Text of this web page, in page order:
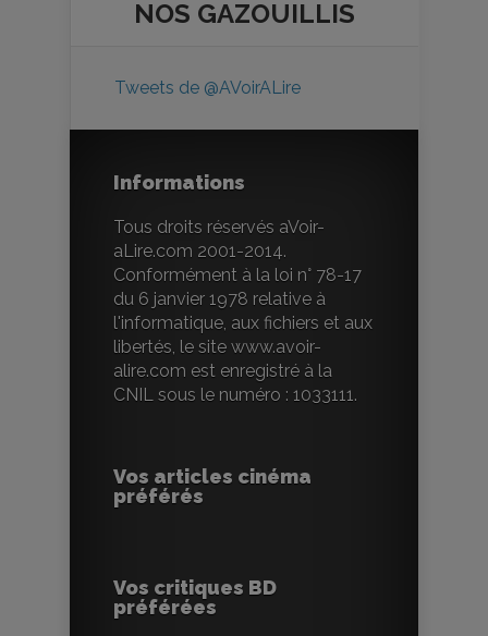
NOS GAZOUILLIS
Tweets de @AVoirALire
Informations
Tous droits réservés aVoir-
aLire.com 2001-2014.
Conformément à la loi n° 78-17
du 6 janvier 1978 relative à
l'informatique, aux fichiers et aux
libertés, le site www.avoir-
alire.com est enregistré à la
CNIL sous le numéro : 1033111.
Vos articles cinéma
préférés
Vos critiques BD
préférées